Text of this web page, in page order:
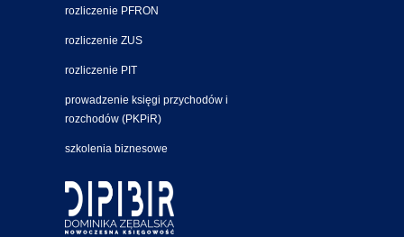
rozliczenie PFRON
rozliczenie ZUS
rozliczenie PIT
prowadzenie księgi przychodów i
rozchodów (PKPiR)
szkolenia biznesowe